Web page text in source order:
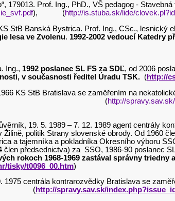
179013. Prof. Ing., PhD., VŠ pedagog -
), (http://is.stuba.sk/lide/
StB Banská Bystrica. Prof. Ing., CSc.,
lesa ve Zvolenu. 1992-2002 vedoucí Katedry
Ing., 1992 poslanec SL FS za SDĽ, od 2006
v současnosti ředitel Úradu TSK. (http://
KS StB Bratislava se zaměřením na
v Bolívii. (http://
19. 5. 1989 – 7. 12. 1989 agent centrály
politik Strany slovenské obrody. Od 1960
a tajemníka a pokladníka Okresního výboru
předsednictva) za SSO, 1986-90 poslanec
rokoch 1968-1969 zastával správny
tisky/t0096_00.htm)
1975 centrála kontrarozvědky Bratislava se
(http://spravy.sav.sk/